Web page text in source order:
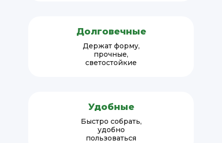
Долговечные
Держат форму,
прочные,
светостойкие
Удобные
Быстро собрать,
удобно
пользоваться